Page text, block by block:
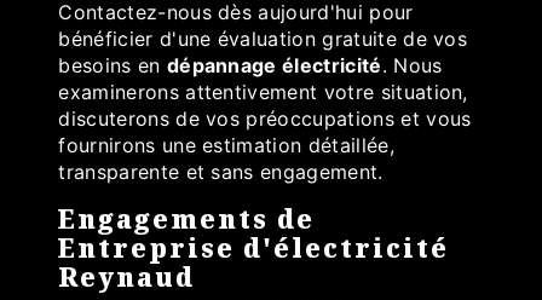
Contactez-nous dès aujourd'hui pour
bénéficier d'une évaluation gratuite de vos
besoins en dépannage électricité. Nous
examinerons attentivement votre situation,
discuterons de vos préoccupations et vous
fournirons une estimation détaillée,
transparente et sans engagement.
Engagements de
Entreprise d'électricité
Reynaud